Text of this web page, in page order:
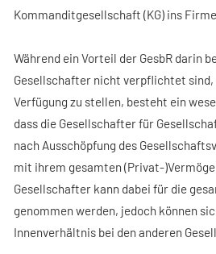
Kommanditgesellschaft (KG) ins
Während ein Vorteil der GesbR darin
Gesellschafter nicht verpflichtet sind,
Verfügung zu stellen, besteht ein
dass die Gesellschafter für
nach Ausschöpfung des
mit ihrem gesamten (Privat-
Gesellschafter kann dabei für die
genommen werden, jedoch können
Innenverhältnis bei den anderen